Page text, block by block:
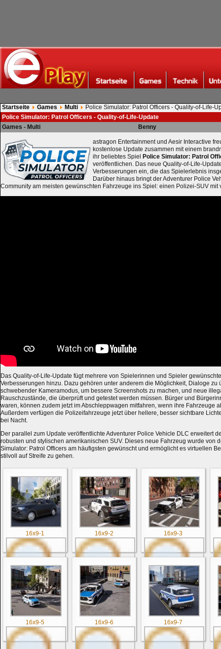
Startseite Games Multi
Police Simulator: Patrol Officers - Quality-of-Life-
Police Simulator: Patrol Officers - Quality-of-Life-Update
Games - Multi
Benny
astragon Entertainment und Aesir Interactive
kostenlose Update zusammen mit einem
ihr beliebtes Spiel
Police Simulator: Patrol
veröffentlichen. Das neue Quality-of-Life-
Verbesserungen ein, die das Spielerlebnis
Darüber hinaus bringt der Adventurer Police
Community am meisten gewünschten Fahrzeuge ins Spiel: einen Polizei-SUV
Das Quality-of-Life-Update fügt mehrere von Spielerinnen und Spieler
Verbesserungen hinzu. Dazu gehören unter anderem die Möglichkeit, Dialoge zu
schwebender Kameramodus, um bessere Screenshots zu machen, und neue
Rauschzustände, die überprüft und getestet werden müssen. Bürger und
waren, können zudem jetzt im Abschleppwagen mitfahren, wenn ihre Fahrzeuge
Außerdem verfügen die Polizeifahrzeuge jetzt über hellere, besser sichtbare
bei Nacht.
Der parallel zum Update veröffentlichte Adventurer Police Vehicle DLC erweitert
robusten und stylischen amerikanischen SUV. Dieses neue Fahrzeug wurde von
Simulator: Patrol Officers am häufigsten gewünscht und ermöglicht es virtuellen
stilvoll auf Streife zu gehen.
16x9-1 16x9-2 16x9-3
16x9-5 16x9-6 16x9-7